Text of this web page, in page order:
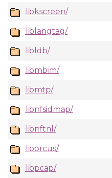
libkscreen/
liblangtag/
libldb/
libmbim/
libmtp/
libnfsidmap/
libnftnl/
liborcus/
libpcap/